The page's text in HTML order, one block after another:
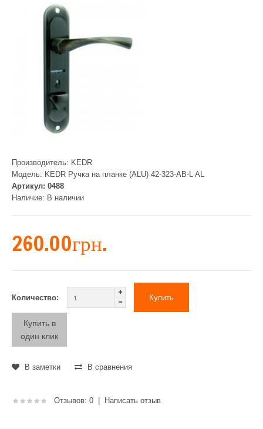
Производитель: KEDR
Модель: KEDR Ручка на планке (ALU) 42-323-AB-L AL
Артикул: 0488
Наличие: В наличии
260.00грн.
Количество:
Купить в
один клик
В заметки В сравнения
Отзывов: 0 | Написать отзыв